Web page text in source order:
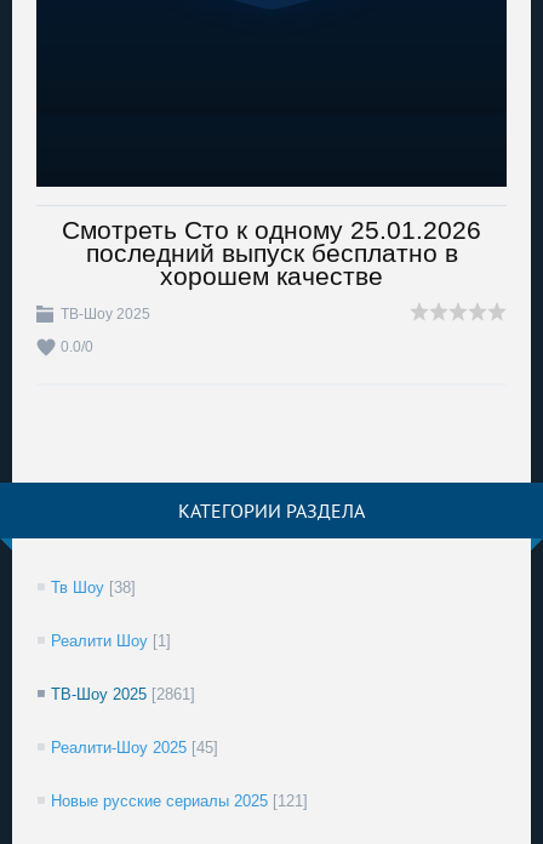
Смотреть Сто к одному 25.01.2026
последний выпуск бесплатно в
хорошем качестве
ТВ-Шоу 2025
0.0/0
КАТЕГОРИИ РАЗДЕЛА
Тв Шоу [38]
Реалити Шоу [1]
ТВ-Шоу 2025 [2861]
Реалити-Шоу 2025 [45]
Новые русские сериалы 2025 [121]